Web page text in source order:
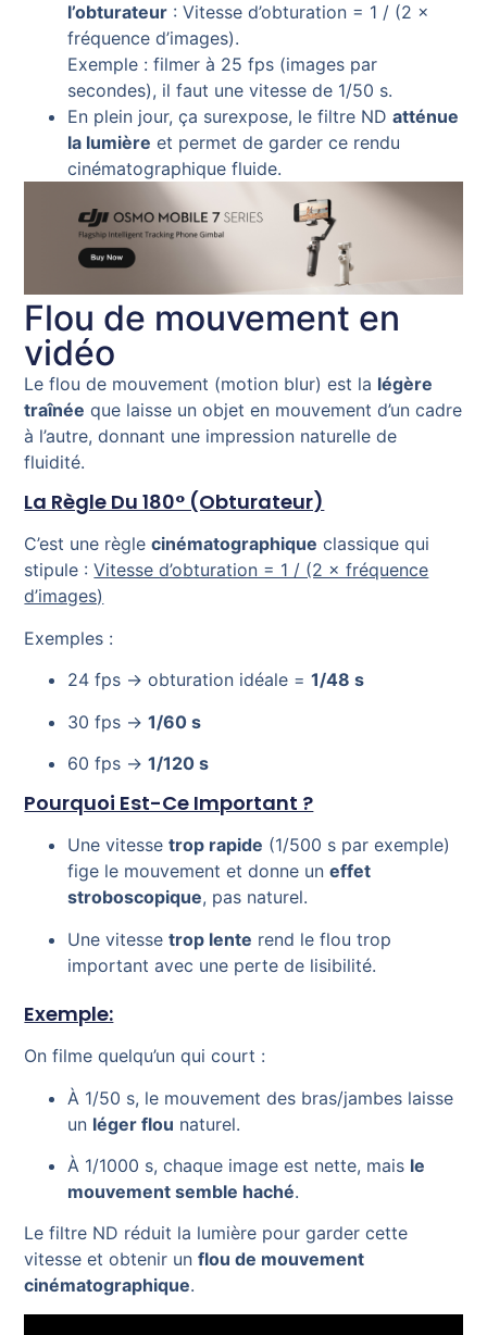
l’obturateur : Vitesse d’obturation = 1 / (2 ×
fréquence d’images).
Exemple : filmer à 25 fps (images par
secondes), il faut une vitesse de 1/50 s.
En plein jour, ça surexpose, le filtre NDatténue
la lumière et permet de garder ce rendu
cinématographique fluide.
Flou de mouvement en
vidéo
Le flou de mouvement (motion blur) est la légère
traînée que laisse un objet en mouvement d’un cadre
à l’autre, donnant une impression naturelle de
fluidité.
La Règle Du 180° (obturateur)
C’est une règlecinématographique classique qui
stipule :Vitesse d’obturation = 1 / (2 × fréquence
d’images)
Exemples :
24 fps → obturation idéale =1/48 s
30 fps →1/60 s
60 fps →1/120 s
Pourquoi Est-Ce Important ?
Une vitessetrop rapide (1/500 s par exemple)
fige le mouvement et donne uneffet
stroboscopique, pas naturel.
Une vitessetrop lente rend le flou trop
important avec une perte de lisibilité.
Exemple:
On filme quelqu’un qui court :
À 1/50 s, le mouvement des bras/jambes laisse
un léger flou naturel.
À 1/1000 s, chaque image est nette, mais le
mouvement semble haché.
Le filtre ND réduit la lumière pour garder cette
vitesse et obtenir unflou de mouvement
cinématographique.